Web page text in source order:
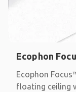
Ecophon
Ecophon
floating ceiling